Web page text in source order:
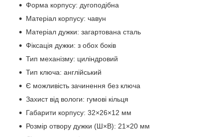
Форма корпусу: дугоподібна
Матеріал корпусу: чавун
Матеріал дужки: загартована сталь
Фіксація дужки: з обох боків
Тип механізму: циліндровий
Тип ключа: англійський
Є можливість зачинення без ключа
Захист від вологи: гумові кільця
Габарити корпусу: 32×26×12 мм
Розмір отвору дужки (Ш×В): 21×20 мм